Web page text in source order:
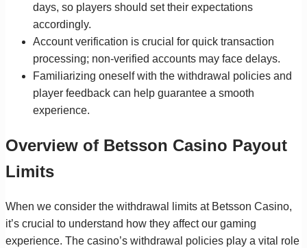
days, so players should set their expectations
accordingly.
Account verification is crucial for quick transaction
processing; non-verified accounts may face delays.
Familiarizing oneself with the withdrawal policies and
player feedback can help guarantee a smooth
experience.
Overview of Betsson Casino Payout
Limits
When we consider the withdrawal limits at Betsson Casino,
it’s crucial to understand how they affect our gaming
experience. The casino’s withdrawal policies play a vital role